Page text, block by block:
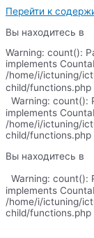
Перейти к
Вы находитесь в
Warning: count():
implements
/home/i/ictuning/
child/functions.php
Warning: count():
implements
/home/i/ictuning/
child/functions.php
Вы находитесь в
Warning: count():
implements
/home/i/ictuning/
child/functions.php